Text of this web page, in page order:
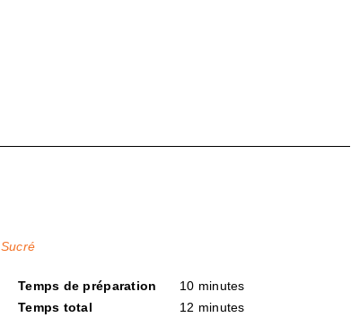
Sucré
Temps de préparation
10 minutes
Temps total 12 minutes